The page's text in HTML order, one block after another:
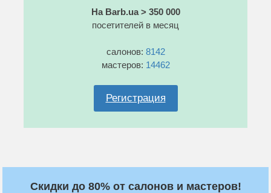
На Barb.ua > 350 000
посетителей в месяц
салонов: 8142
мастеров: 14462
Регистрация
Скидки до 80% от салонов и мастеров!